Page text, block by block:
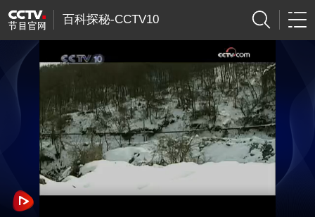
百科探秘-CCTV10